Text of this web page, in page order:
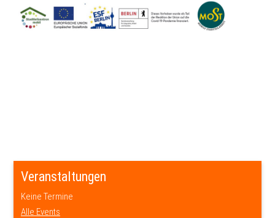
Veranstaltungen
Keine Termine
Alle Events